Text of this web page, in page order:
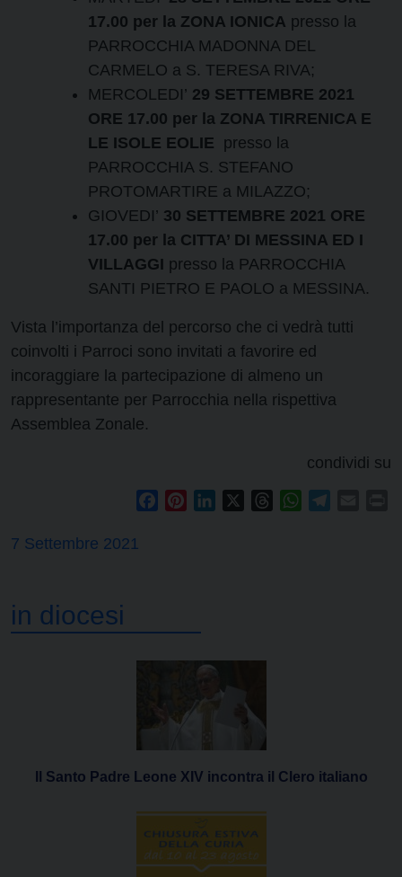
17.00 per la ZONA IONICA presso la
PARROCCHIA MADONNA DEL
CARMELO a S. TERESA RIVA;
MERCOLEDI’ 29 SETTEMBRE 2021
ORE 17.00 per la ZONA TIRRENICA E
LE ISOLE EOLIE presso la
PARROCCHIA S. STEFANO
PROTOMARTIRE a MILAZZO;
GIOVEDI’ 30 SETTEMBRE 2021 ORE
17.00 per la CITTA’ DI MESSINA ED I
VILLAGGI presso la PARROCCHIA
SANTI PIETRO E PAOLO a MESSINA.
Vista l’importanza del percorso che ci vedrà tutti
coinvolti i Parroci sono invitati a favorire ed
incoraggiare la partecipazione di almeno un
rappresentante per Parrocchia nella rispettiva
Assemblea Zonale.
condividi su
FacebookPinterestLinkedIn ThreadsWhatsApp
7 Settembre 2021
in diocesi
Il Santo Padre Leone XIV incontra il Clero italiano